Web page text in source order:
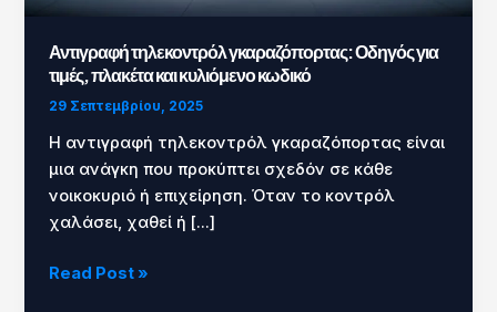
Αντιγραφή τηλεκοντρόλ γκαραζόπορτας: Οδηγός για
τιμές, πλακέτα και κυλιόμενο κωδικό
29 Σεπτεμβρίου, 2025
Η αντιγραφή τηλεκοντρόλ γκαραζόπορτας είναι
μια ανάγκη που προκύπτει σχεδόν σε κάθε
νοικοκυριό ή επιχείρηση. Όταν το κοντρόλ
χαλάσει, χαθεί ή […]
Read Post »